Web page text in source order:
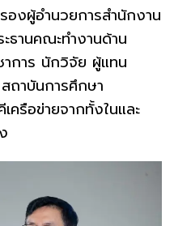
งผู้อำนวยการสำนักงาน
ะธานคณะทำงานด้าน
การ นักวิจัย ผู้แทน
ถาบันการศึกษา
ครือข่ายจากทั้งในและ